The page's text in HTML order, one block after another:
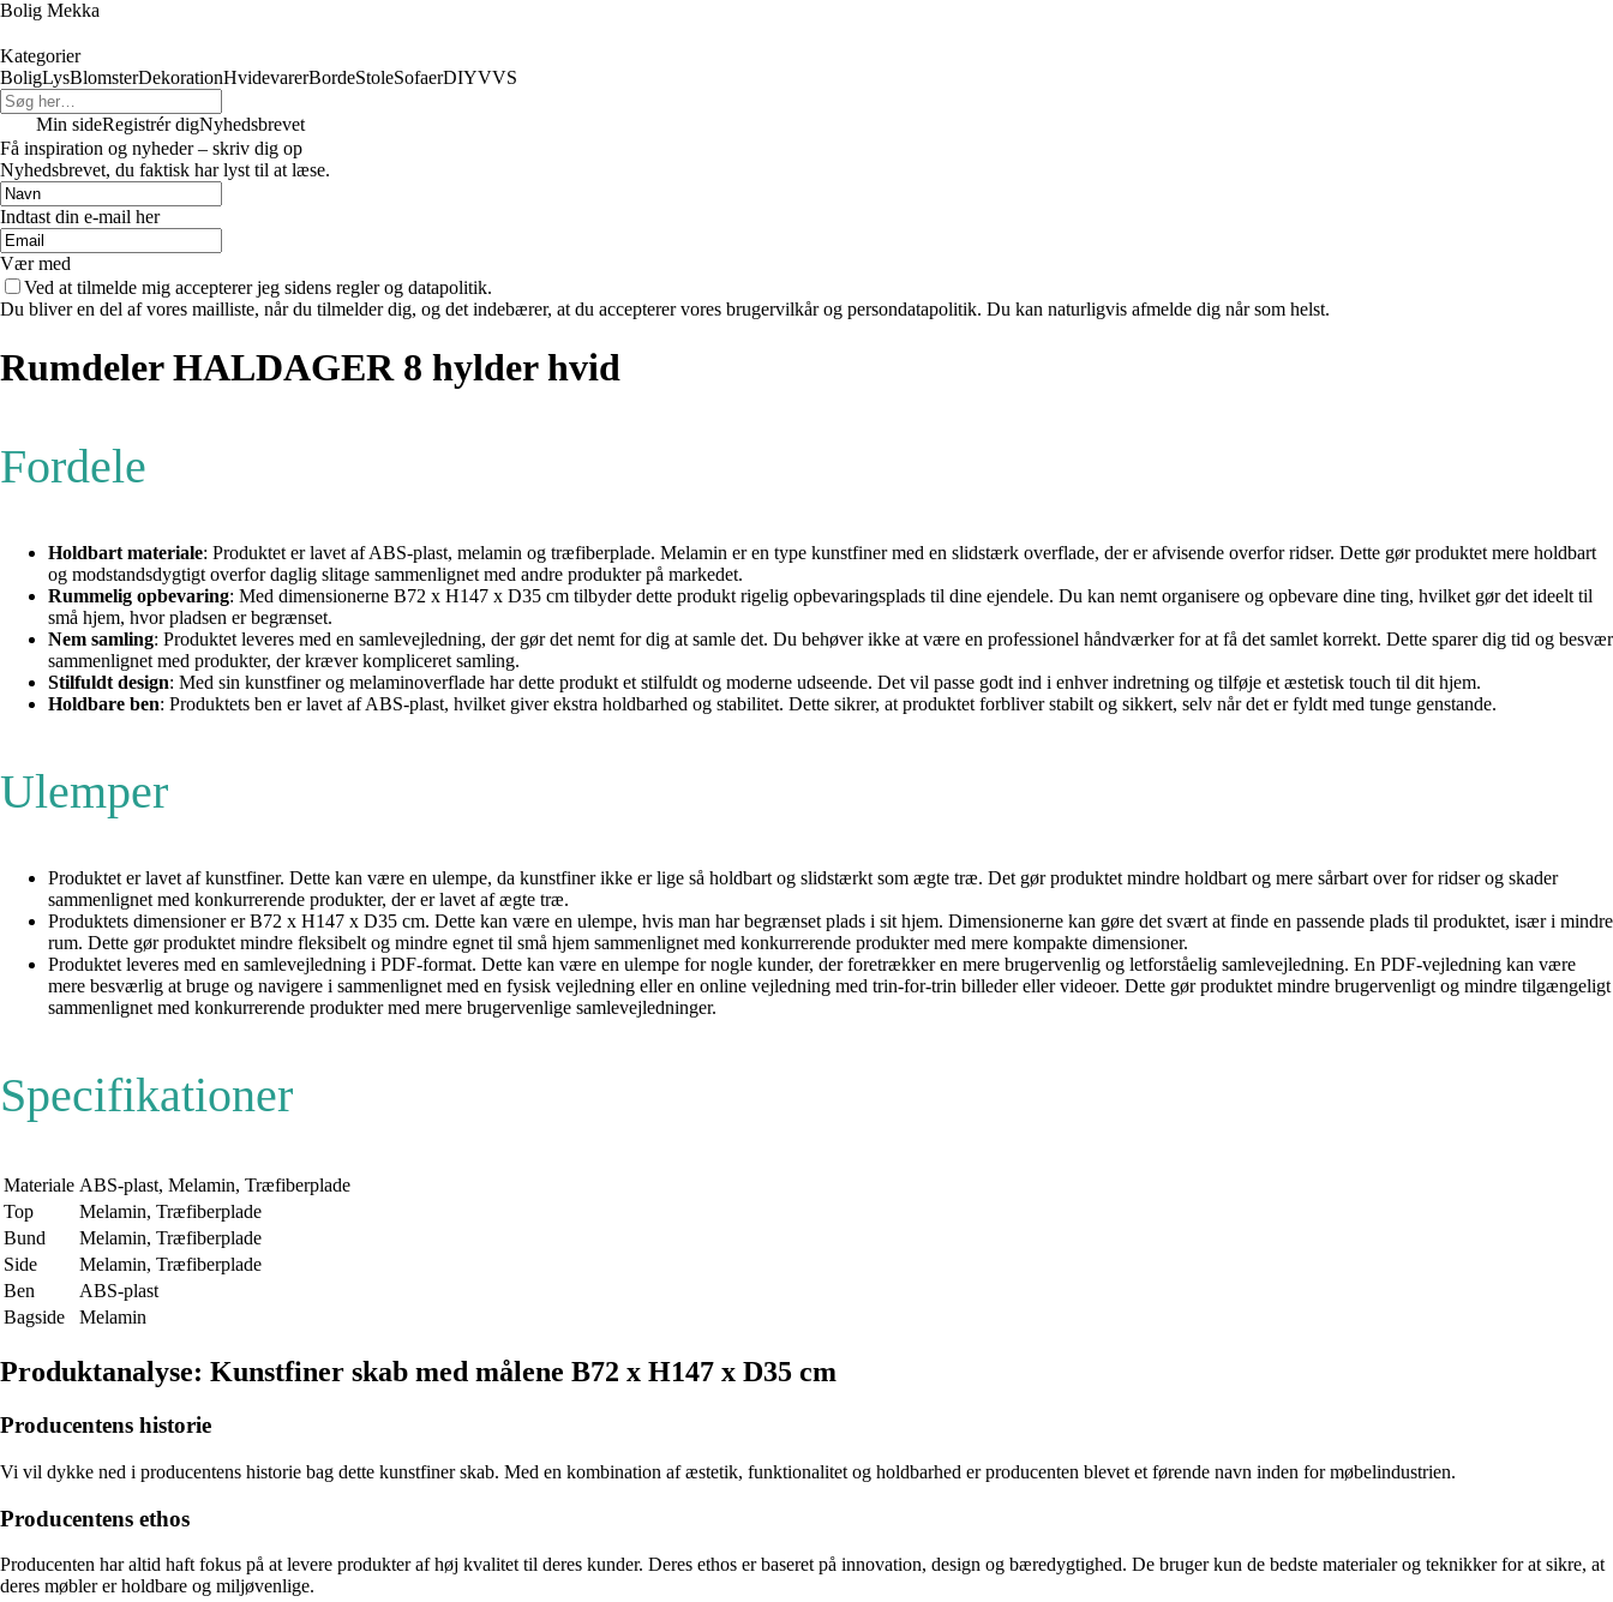
Bolig Mekka
Kategorier
BoligLysBlomsterDekorationHvidevarerBordeStoleSofaerDIYVVS
Min sideRegistrér digNyhedsbrevet
Få inspiration og nyheder – skriv dig op
Nyhedsbrevet, du faktisk har lyst til at læse.
Indtast din e-mail her
Vær med
Ved at tilmelde mig accepterer jeg sidens regler og datapolitik.
Du bliver en del af vores mailliste, når du tilmelder dig, og det indebærer, at du accepterer vores brugervilkår og persondatapolitik. Du kan naturligvis afmelde dig når som helst.
Rumdeler HALDAGER 8 hylder hvid
Fordele
Holdbart materiale: Produktet er lavet af ABS-plast, melamin og træfiberplade. Melamin er en type kunstfiner med en slidstærk overflade, der er afvisende overfor ridser. Dette gør produktet mere holdbart
og modstandsdygtigt overfor daglig slitage sammenlignet med andre produkter på markedet.
Rummelig opbevaring: Med dimensionerne B72 x H147 x D35 cm tilbyder dette produkt rigelig opbevaringsplads til dine ejendele. Du kan nemt organisere og opbevare dine ting, hvilket gør det ideelt til
små hjem, hvor pladsen er begrænset.
Nem samling: Produktet leveres med en samlevejledning, der gør det nemt for dig at samle det. Du behøver ikke at være en professionel håndværker for at få det samlet korrekt. Dette sparer dig tid og besvær
sammenlignet med produkter, der kræver kompliceret samling.
Stilfuldt design: Med sin kunstfiner og melaminoverflade har dette produkt et stilfuldt og moderne udseende. Det vil passe godt ind i enhver indretning og tilføje et æstetisk touch til dit hjem.
Holdbare ben: Produktets ben er lavet af ABS-plast, hvilket giver ekstra holdbarhed og stabilitet. Dette sikrer, at produktet forbliver stabilt og sikkert, selv når det er fyldt med tunge genstande.
Ulemper
Produktet er lavet af kunstfiner. Dette kan være en ulempe, da kunstfiner ikke er lige så holdbart og slidstærkt som ægte træ. Det gør produktet mindre holdbart og mere sårbart over for ridser og skader
sammenlignet med konkurrerende produkter, der er lavet af ægte træ.
Produktets dimensioner er B72 x H147 x D35 cm. Dette kan være en ulempe, hvis man har begrænset plads i sit hjem. Dimensionerne kan gøre det svært at finde en passende plads til produktet, især i mindre
rum. Dette gør produktet mindre fleksibelt og mindre egnet til små hjem sammenlignet med konkurrerende produkter med mere kompakte dimensioner.
Produktet leveres med en samlevejledning i PDF-format. Dette kan være en ulempe for nogle kunder, der foretrækker en mere brugervenlig og letforståelig samlevejledning. En PDF-vejledning kan være
mere besværlig at bruge og navigere i sammenlignet med en fysisk vejledning eller en online vejledning med trin-for-trin billeder eller videoer. Dette gør produktet mindre brugervenligt og mindre tilgængeligt
sammenlignet med konkurrerende produkter med mere brugervenlige samlevejledninger.
Specifikationer
Materiale ABS-plast, Melamin, Træfiberplade
Top
Melamin, Træfiberplade
Bund
Melamin, Træfiberplade
Side
Melamin, Træfiberplade
Ben
ABS-plast
Bagside
Melamin
Produktanalyse: Kunstfiner skab med målene B72 x H147 x D35 cm
Producentens historie
Vi vil dykke ned i producentens historie bag dette kunstfiner skab. Med en kombination af æstetik, funktionalitet og holdbarhed er producenten blevet et førende navn inden for møbelindustrien.
Producentens ethos
Producenten har altid haft fokus på at levere produkter af høj kvalitet til deres kunder. Deres ethos er baseret på innovation, design og bæredygtighed. De bruger kun de bedste materialer og teknikker for at sikre, at
deres møbler er holdbare og miljøvenlige.